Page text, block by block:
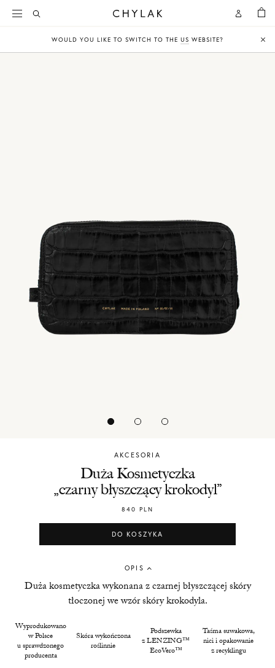
Open
Open
WOULD YOU LIKE TO SWITCH TO THE US WEBSITE?
AKCESORIA
Chylak
Duża Kosmetyczka
„czarny błyszczący krokodyl”
840 PLN
DO KOSZYKA
OPIS
Duża kosmetyczka wykonana z czarnej błyszczącej skóry
tłoczonej we wzór skóry krokodyla.
Wyprodukowano
w Polsce
u sprawdzonego
producenta
Skóra wykończona
roślinnie
Podszewka
z LENZING™
EcoVero™
Taśma suwakowa,
nici i opakowanie
z recyklingu